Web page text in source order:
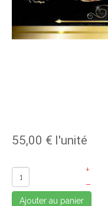
55,00 € l'unité
+
–
Ajouter au panier